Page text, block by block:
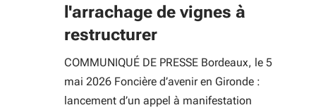
l'arrachage de vignes à
restructurer
COMMUNIQUÉ DE PRESSE Bordeaux, le 5
mai 2026 Foncière d’avenir en Gironde :
lancement d’un appel à manifestation